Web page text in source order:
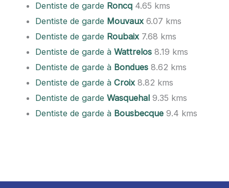
Dentiste de garde Roncq 4.65 kms
Dentiste de garde Mouvaux6.07 kms
Dentiste de garde Roubaix7.68 kms
Dentiste de garde àWattrelos 8.19 kms
Dentiste de garde à Bondues 8.62 kms
Dentiste de garde àCroix8.82 kms
Dentiste de gardeWasquehal 9.35 kms
Dentiste de garde à Bousbecque 9.4 kms